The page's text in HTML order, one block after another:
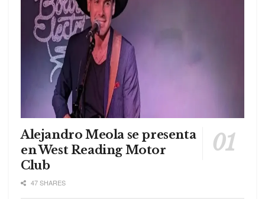
Alejandro Meola se presenta
en West Reading Motor
Club
47 SHARES